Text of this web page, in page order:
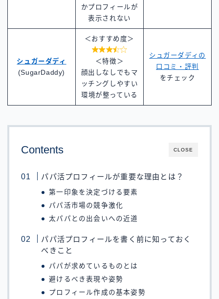
かプロフィールが
表示されない
シュガーダディ
(SugarDaddy)
＜おすすめ度＞

＜特徴＞
顔出しなしでもマ
ッチングしやすい
環境が整っている
シュガーダディの
口コミ・評判
をチェック
CLOSE
Contents
パパ活プロフィールが重要な理由とは？
第一印象を決定づける要素
パパ活市場の競争激化
太パパとの出会いへの近道
パパ活プロフィールを書く前に知っておく
べきこと
パパが求めているものとは
避けるべき表現や姿勢
プロフィール作成の基本姿勢